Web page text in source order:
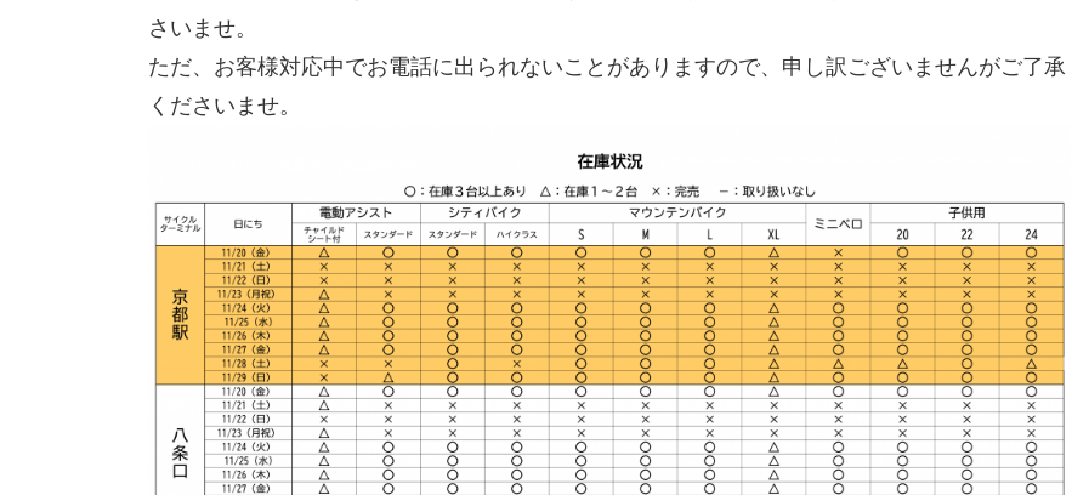
さいませ。
ただ、お客様対応中でお電話に出られないことがありますので、 申し訳ございませんがご了承
くださいませ。